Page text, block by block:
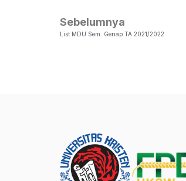
Sebelumnya
List MDU Sem. Genap TA 2021/2022